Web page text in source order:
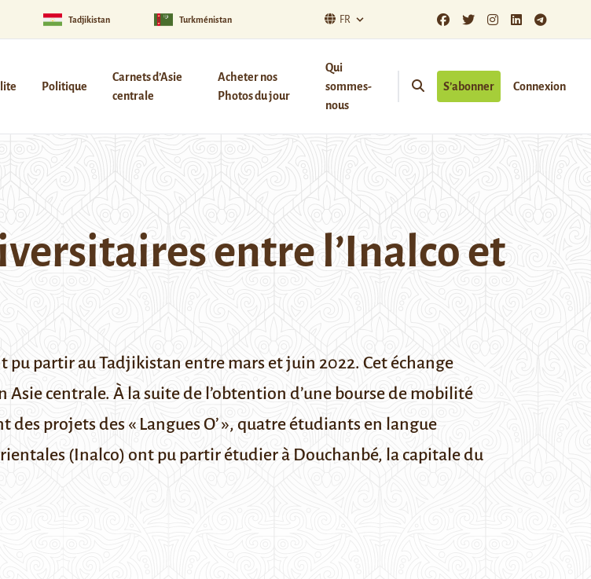
Tadjikistan Turkménistan FR
Politique
Carnets d’Asie
centrale
Acheter nos
Photos du jour
Qui
sommes-
nous
S’abonner Connexion
entre l’Inalco et
partir au Tadjikistan entre mars et juin 2022. Cet échange
Asie centrale. À la suite de l’obtention d’une bourse de mobilité
projets des « Langues O’ », quatre étudiants en langue
(Inalco) ont pu partir étudier à Douchanbé, la capitale du